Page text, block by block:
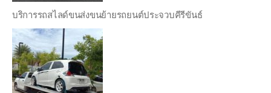
บริการรถสไลด์ขนส่งขนย้ายรถยนต์ประจวบคีรีขันธ์